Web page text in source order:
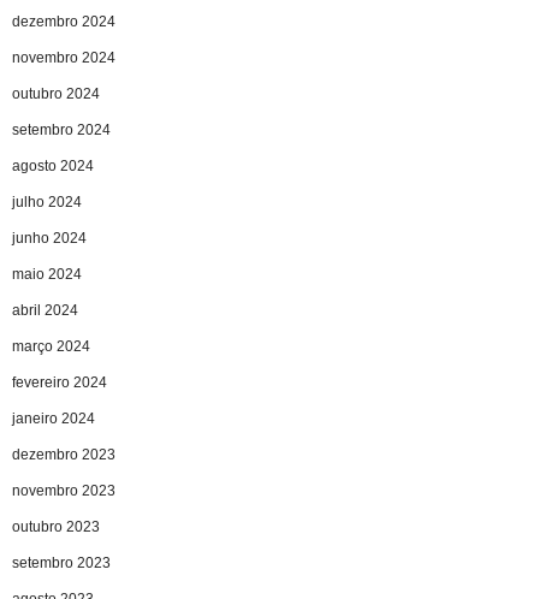
dezembro 2024
novembro 2024
outubro 2024
setembro 2024
agosto 2024
julho 2024
junho 2024
maio 2024
abril 2024
março 2024
fevereiro 2024
janeiro 2024
dezembro 2023
novembro 2023
outubro 2023
setembro 2023